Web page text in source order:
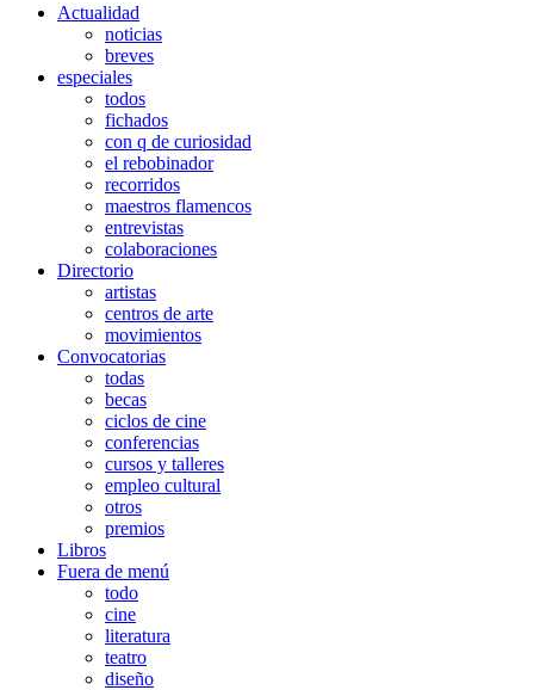
Actualidad
noticias
breves
especiales
todos
fichados
con q de curiosidad
el rebobinador
recorridos
maestros flamencos
entrevistas
colaboraciones
Directorio
artistas
centros de arte
movimientos
Convocatorias
todas
becas
ciclos de cine
conferencias
cursos y talleres
empleo cultural
otros
premios
Libros
Fuera de menú
todo
cine
literatura
teatro
diseño